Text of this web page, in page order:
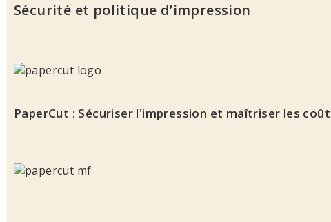
Sécurité et politique d’impression
PaperCut : Sécuriser l'impression et maîtriser les